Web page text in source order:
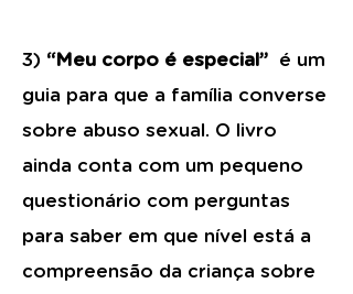
3) “Meu corpo é especial” é um
guia para que a família converse
sobre abuso sexual. O livro
ainda conta com um pequeno
questionário com perguntas
para saber em que nível está a
compreensão da criança sobre